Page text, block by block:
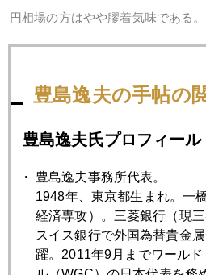
円相場の方はやや膠着気味である。
2023年
2023年01月31日
いよいよＦＯＭＣ、今回の勘所
豊島逸夫の手帖の
豊島逸夫氏プロフィール
豊島逸夫事務所代表。
1948年、東京都生まれ。一
経済専攻）。三菱銀行（現
スイス銀行で外国為替貴金
躍。2011年9月までワール